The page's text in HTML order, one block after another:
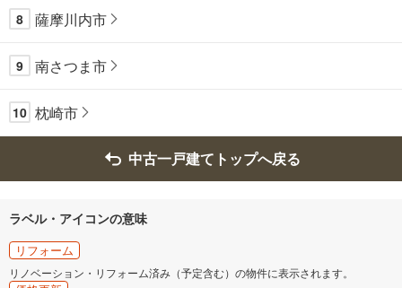
8 薩摩川内市
9 南さつま市
10 枕崎市
中古一戸建てトップへ戻る
ラベル・アイコンの意味
リフォーム
リノベーション・リフォーム済み（予定含む）の物件に表示されます。